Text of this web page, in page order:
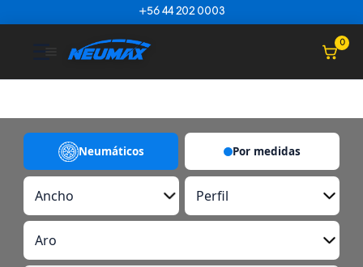
+56 44 202 0003
☰ 0
Neumáticos Por medidas
A
c
P
r
A